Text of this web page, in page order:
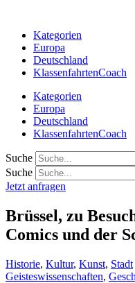
springenKategorien
Europa
Deutschland
KlassenfahrtenCoach
Kategorien
Europa
Deutschland
KlassenfahrtenCoach
Suche
Suche
Jetzt anfragen
Brüssel, zu
Comics und der
Historie, Kultur, Kunst, Stadt
Geisteswissenschaften,